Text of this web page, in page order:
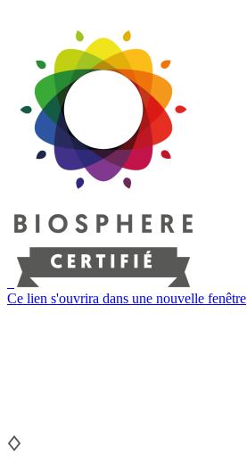
Ce lien s'ouvrira dans une nouvelle fenêtre